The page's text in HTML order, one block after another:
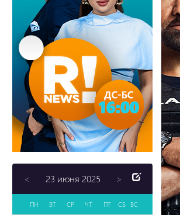
< 23 июня 2025 >
ПН ВТ СР ЧТ ПТ СБ ВС